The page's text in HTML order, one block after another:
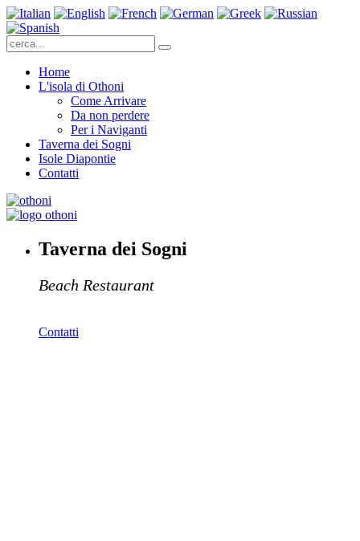
Home
L'isola di Othoni
Come Arrivare
Da non perdere
Per i Naviganti
Taverna dei Sogni
Isole Diapontie
Contatti
Taverna dei Sogni
Beach Restaurant
Contatti